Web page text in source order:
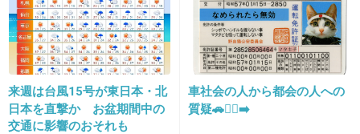
18. 匿名2013/03/26(火) 12:19:19
9
関西は1番じゃなきゃイヤなの？
最近の関西の粘着ヤバイ
来週は台風15号が東日本・北
日本を直撃か お盆期間中の
交通に影響のおそれも
車社会の人から都会の人への
質疑🚗🏃‍♀️‍➡️